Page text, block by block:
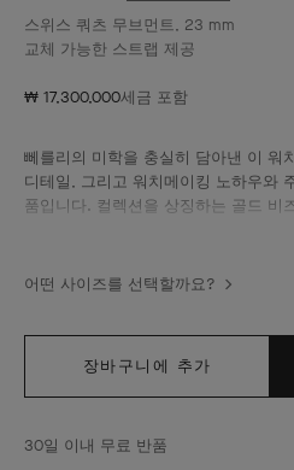
스위스 쿼츠 무브먼트, 23 mm
교체 가능한 스트랩 제공
₩ 17,300,000세금 포함
뻬를리의 미학을 충실히 담아낸 이 워
디테일, 그리고 워치메이킹 노하우와
품입니다. 컬렉션을 상징하는 골드 비
위스 쿼츠 무브먼트.
어떤 사이즈를 선택할까요?
장바구니에 추가
30일 이내 무료 반품